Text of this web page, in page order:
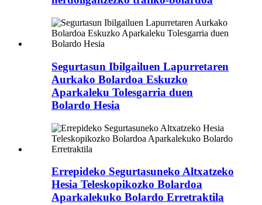
Segurtasun Ibilgailuen Lapurretaren
Aurkako Bolardoa Eskuzko
Aparkaleku Tolesgarria duen
Bolardo Hesia
Errepideko Segurtasuneko Altxatzeko
Hesia Teleskopikozko Bolardoa
Aparkalekuko Bolardo Erretraktila